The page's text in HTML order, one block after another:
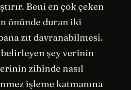
Beni en çok çeken
önünde duran iki
zıt davranabilmesi.
şey verinin
zihinde nasıl
işleme katmanına